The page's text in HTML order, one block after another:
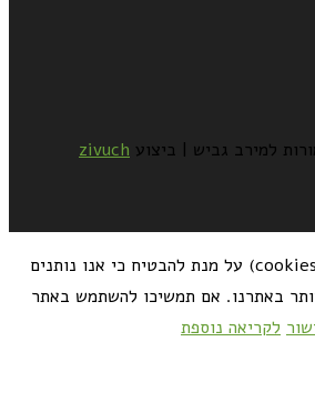
zivuch
אנו משתמשים בעוגיות (cookies) על מנת להבטיח כי אנו נותנים
באתרנו. אם תמשיכו להשתמש באתר
לקריאה נוספת